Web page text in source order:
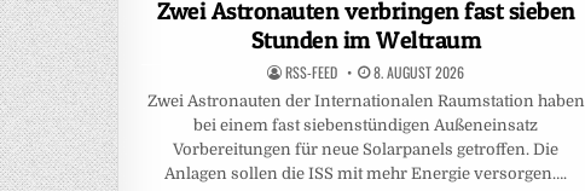
Zwei Astronauten verbringen fast sieben
Stunden im Weltraum
RSS-FEED 8. AUGUST 2026
Zwei Astronauten der Internationalen Raumstation haben
bei einem fast siebenstündigen Außeneinsatz
Vorbereitungen für neue Solarpanels getroffen. Die
Anlagen sollen die ISS mit mehr Energie versorgen….